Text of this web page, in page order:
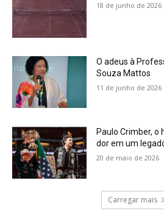
18 de junho de 2026
O adeus à
Souza Mattos
11 de junho de 2026
Paulo Crimber,
dor em um
20 de maio de 2026
Carregar mais